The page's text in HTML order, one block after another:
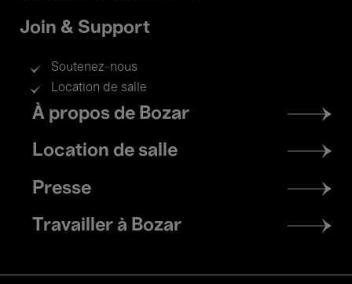
Join & Support
Soutenez-nous
Location de salle
Footer
menu
À propos de Bozar
Location de salle
Presse
Travailler à Bozar